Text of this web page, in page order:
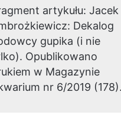
artykułu: Jacek
Dekalog
gupika (i nie
Opublikowano
w Magazynie
nr 6/2019 (178).